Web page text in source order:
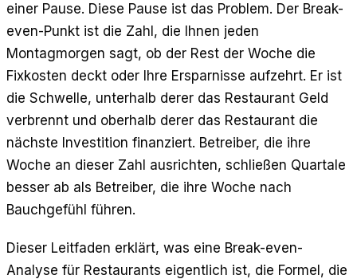
Demo buchen
SPRACHE
einer Pause. Diese Pause ist das Problem. Der Break-
even-Punkt ist die Zahl, die Ihnen jeden
Montagmorgen sagt, ob der Rest der Woche die
Fixkosten deckt oder Ihre Ersparnisse aufzehrt. Er ist
die Schwelle, unterhalb derer das Restaurant Geld
verbrennt und oberhalb derer das Restaurant die
nächste Investition finanziert. Betreiber, die ihre
Woche an dieser Zahl ausrichten, schließen Quartale
besser ab als Betreiber, die ihre Woche nach
Bauchgefühl führen.
Dieser Leitfaden erklärt, was eine Break-even-
Analyse für Restaurants eigentlich ist, die Formel, die